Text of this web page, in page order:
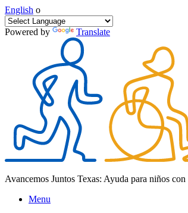
English o
Powered by Translate
Avancemos Juntos Texas: Ayuda para niños
Menu